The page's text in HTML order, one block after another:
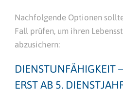
Nachfolgende Optionen
Fall prüfen, um ihren
abzusichern:
DIENSTUNFÄHIGKEIT
ERST AB 5.